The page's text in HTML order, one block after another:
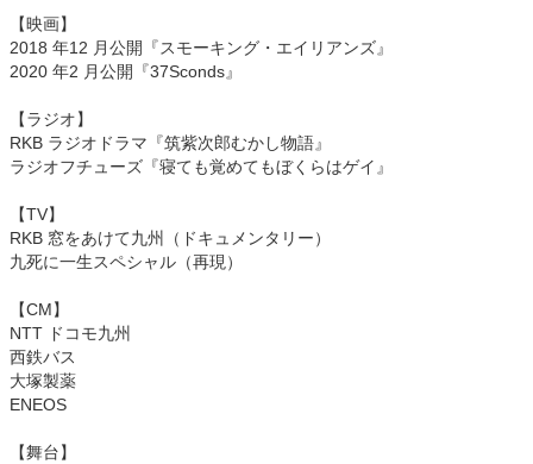
【映画】
2018 年12 月公開『スモーキング・エイリアンズ』
2020 年2 月公開『37Sconds』
【ラジオ】
RKB ラジオドラマ『筑紫次郎むかし物語』
ラジオフチューズ『寝ても覚めてもぼくらはゲイ』
【TV】
RKB 窓をあけて九州（ドキュメンタリー）
九死に一生スペシャル（再現）
【CM】
NTT ドコモ九州
西鉄バス
大塚製薬
ENEOS
【舞台】